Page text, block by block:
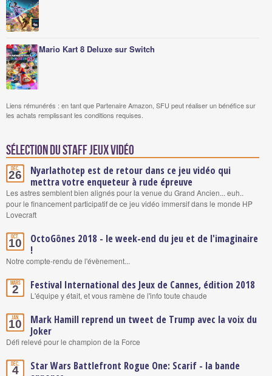
Mario Kart 8 Deluxe sur Switch
Liens rémunérés : en tant que Partenaire Amazon, SFU peut réaliser un bénéfice sur
les achats remplissant les conditions requises.
Sélection du staff Jeux vidéo
Déc.
26
Nyarlathotep est de retour dans ce jeu vidéo qui
mettra votre enqueteur à rude épreuve
Les astres semblent bien alignés pour la venue du Grand Ancien... euh..
pour le financement participatif de ce jeu vidéo immersif dans le monde HP
Lovecraft
Oct.
10
OctoGônes 2018 - le week-end du jeu et de l'imaginaire
!
Notre compte-rendu de l'évènement...
Mars
2 Festival International des Jeux de Cannes, édition 2018
L'équipe y était, et vous ramène de l'info toute chaude
Jan.
10
Mark Hamill reprend un tweet de Trump avec la voix du
Joker
Défi relevé pour le champion de la Force
Déc.
4
Star Wars Battlefront Rogue One: Scarif - la bande